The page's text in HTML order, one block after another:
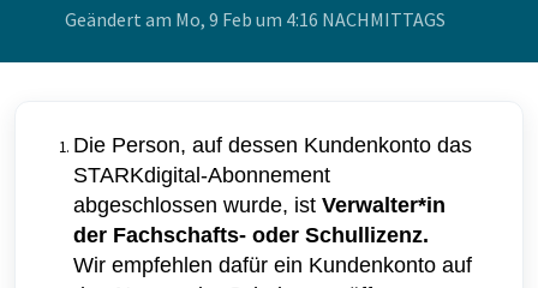
Geändert am Mo, 9 Feb um 4:16 NACHMITTAGS
Die Person, auf dessen Kundenkonto das
STARKdigital-Abonnement
abgeschlossen wurde, ist Verwalter*in
der Fachschafts- oder Schullizenz.
Wir empfehlen dafür ein Kundenkonto auf